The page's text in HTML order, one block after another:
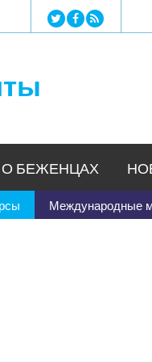
Jump to
Международные
БЕЖЕНЦАХ